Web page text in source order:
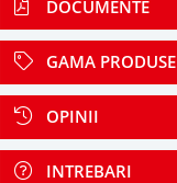
DOCUMENTE
GAMA PRODUSE
OPINII
INTREBARI